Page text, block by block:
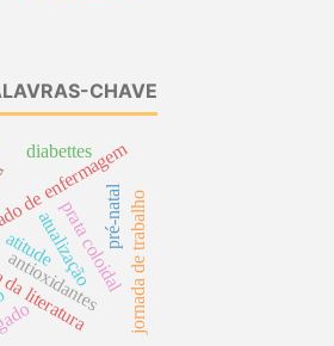
CHAVE
enfermagem
prata coloidal
literatura
atualização
antioxidantes jornada de trabalho
diabettes
atitude pré-natal